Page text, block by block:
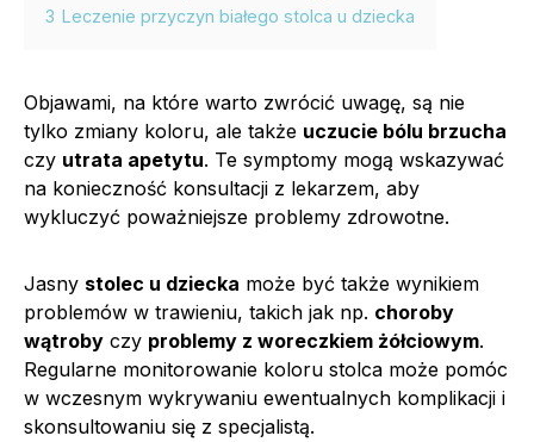
3 Leczenie przyczyn białego stolca u dziecka
Objawami, na które warto zwrócić uwagę, są nie
tylko zmiany koloru, ale także uczucie bólu brzucha
czy utrata apetytu. Te symptomy mogą wskazywać
na konieczność konsultacji z lekarzem, aby
wykluczyć poważniejsze problemy zdrowotne.
Jasny stolec u dziecka może być także wynikiem
problemów w trawieniu, takich jak np. choroby
wątroby czy problemy z woreczkiem żółciowym.
Regularne monitorowanie koloru stolca może pomóc
w wczesnym wykrywaniu ewentualnych komplikacji i
skonsultowaniu się z specjalistą.